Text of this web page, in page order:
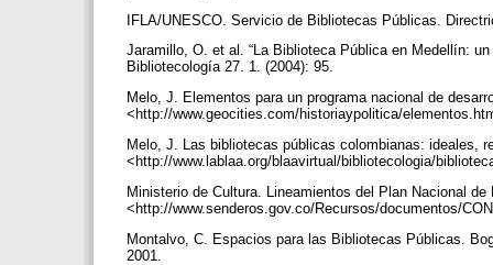
IFLA/UNESCO. Servicio de Bibliotecas Públicas.
Jaramillo, O. et al. “La Biblioteca Pública en Medellín:
Bibliotecología 27. 1. (2004): 95.
Melo, J. Elementos para un programa nacional de
<http://www.geocities.com/historiaypolitica/
Melo, J. Las bibliotecas públicas colombianas: ideales,
<http://www.lablaa.org/blaavirtual/bibliotecologia/
Ministerio de Cultura. Lineamientos del Plan Nacional
<http://www.senderos.gov.co/Recursos/documentos/
Montalvo, C. Espacios para las Bibliotecas Públicas.
2001.